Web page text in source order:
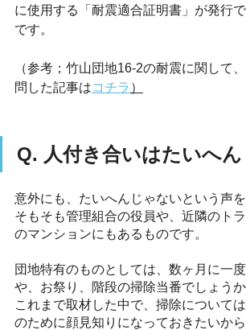
に使用する「耐震適合証明書」が発行
です。
（参考；竹山団地16-2の耐震に関して
問した記事はコチラ ）
Q. 人付き合いはたいへん
意外にも、たいへんじゃないという声を
そもそも管理組合の役員や、近隣のト
のマンションにもあるものです。
団地特有のものとしては、数ヶ月に一
や、お祭り、階段の掃除当番でしょうか
これまで取材した中で、掃除について
のために顔見知りになっておきたいか